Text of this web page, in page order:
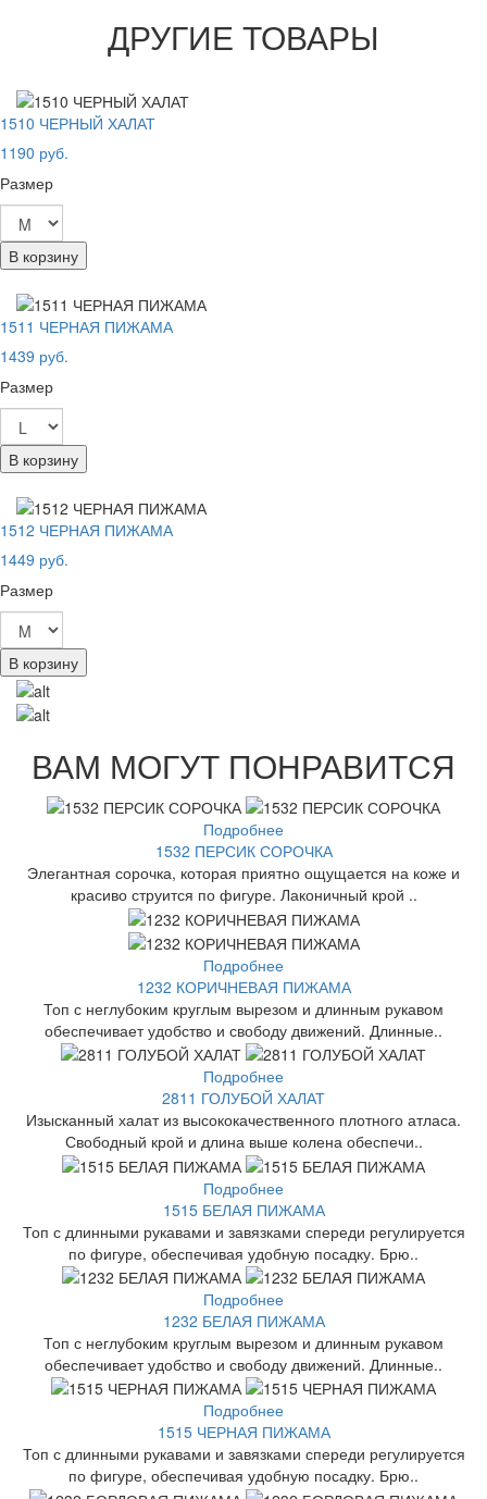
ДРУГИЕ ТОВАРЫ
1510 ЧЕРНЫЙ ХАЛАТ
1190 руб.
Размер
В корзину
1511 ЧЕРНАЯ ПИЖАМА
1439 руб.
Размер
В корзину
1512 ЧЕРНАЯ ПИЖАМА
1449 руб.
Размер
В корзину
ВАМ МОГУТ ПОНРАВИТСЯ
Подробнее
1532 ПЕРСИК СОРОЧКА
Элегантная сорочка, которая приятно ощущается на коже и
красиво струится по фигуре. Лаконичный крой ..
Подробнее
1232 КОРИЧНЕВАЯ ПИЖАМА
Топ с неглубоким круглым вырезом и длинным рукавом
обеспечивает удобство и свободу движений. Длинные..
Подробнее
2811 ГОЛУБОЙ ХАЛАТ
Изысканный халат из высококачественного плотного атласа.
Свободный крой и длина выше колена обеспечи..
Подробнее
1515 БЕЛАЯ ПИЖАМА
Топ с длинными рукавами и завязками спереди регулируется
по фигуре, обеспечивая удобную посадку. Брю..
Подробнее
1232 БЕЛАЯ ПИЖАМА
Топ с неглубоким круглым вырезом и длинным рукавом
обеспечивает удобство и свободу движений. Длинные..
Подробнее
1515 ЧЕРНАЯ ПИЖАМА
Топ с длинными рукавами и завязками спереди регулируется
по фигуре, обеспечивая удобную посадку. Брю..